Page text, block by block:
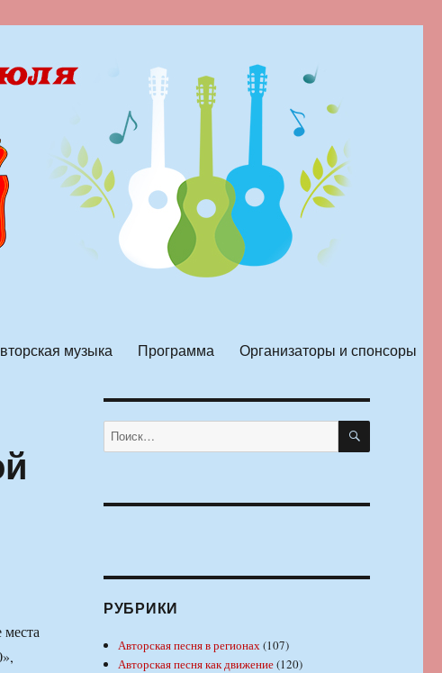
музыка Программа Организаторы и спонсоры
Искать: ПОИСК
РУБРИКИ
Авторская песня в регионах(107)
Авторская песня как движение(120)